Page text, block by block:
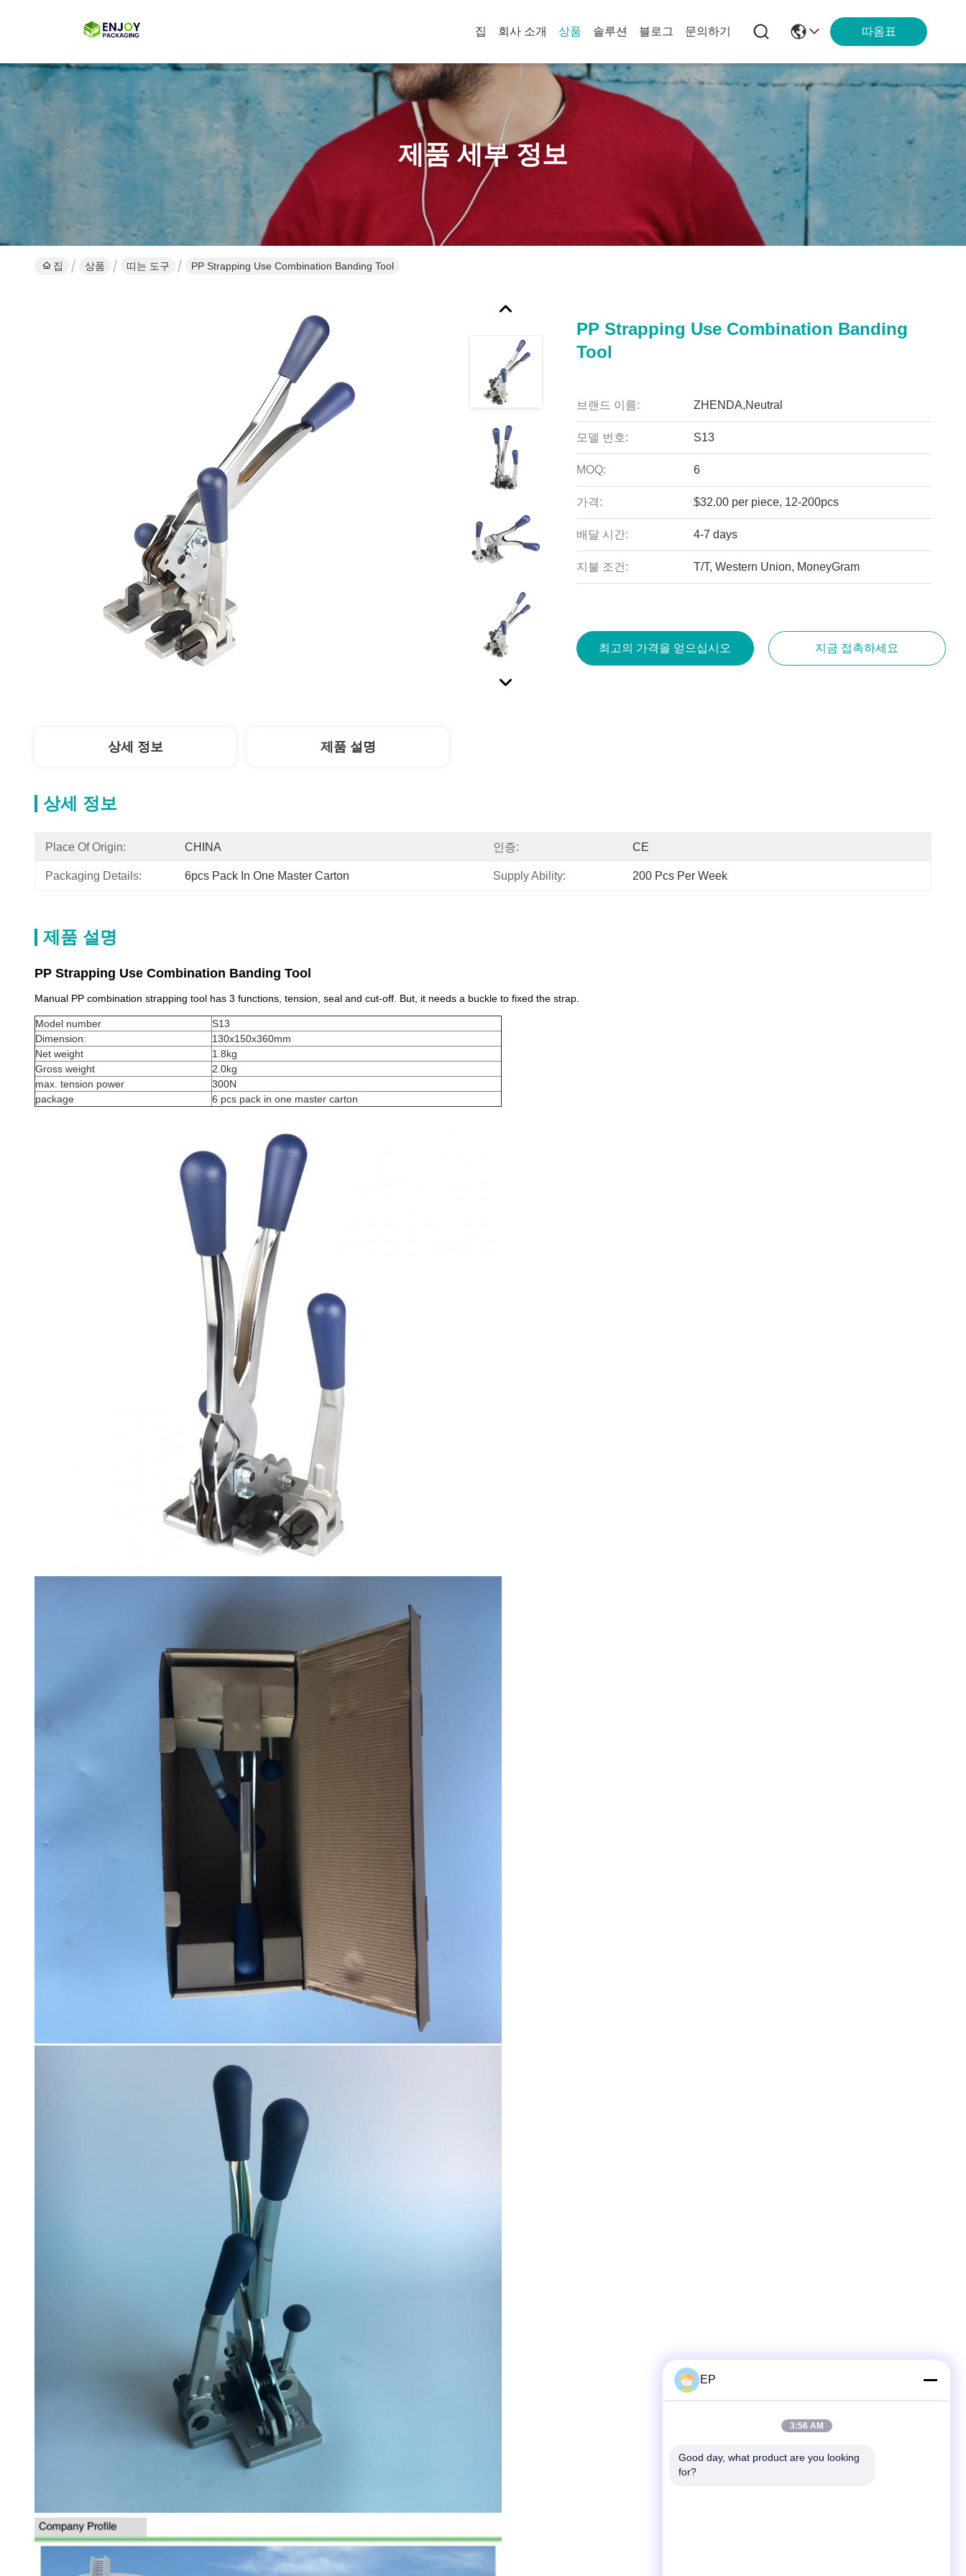
집 회사 소개 상품 솔루션 블로그 문의하기 따옴표
제품 세부 정보
집 상품 띠는 도구 PP Strapping Use Combination Banding Tool
PP Strapping Use Combination Banding
Tool
브랜드 이름: ZHENDA,Neutral
모델 번호: S13
MOQ: 6
가격: $32.00 per piece, 12-200pcs
배달 시간: 4-7 days
지불 조건: T/T, Western Union, MoneyGram
최고의 가격을 얻으십시오 지금 접촉하세요
상세 정보 제품 설명
상세 정보
Place Of Origin: CHINA 인증: CE
Packaging Details: 6pcs Pack In One Master Carton Supply Ability: 200 Pcs Per Week
제품 설명
PP Strapping Use Combination Banding Tool
Manual PP combination strapping tool has 3 functions, tension, seal and cut-off. But, it needs a buckle to fixed the strap.
Model number
S13
Dimension:
130x150x360mm
Net weight
1.8kg
Gross weight
2.0kg
max. tension power
300N
package
6 pcs pack in one master carton
EP
3:56 AM
Good day, what product are you looking
for?